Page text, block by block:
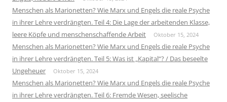
Menschen als Marionetten? Wie Marx und Engels die reale Psyche
in ihrer Lehre verdrängten. Teil 4: Die Lage der arbeitenden Klasse,
leere Köpfe und menschenschaffende Arbeit
Oktober 15, 2024
Menschen als Marionetten? Wie Marx und Engels die reale Psyche
in ihrer Lehre verdrängten. Teil 5: Was ist „Kapital“? / Das beseelte
Ungeheuer
Oktober 15, 2024
Menschen als Marionetten? Wie Marx und Engels die reale Psyche
in ihrer Lehre verdrängten. Teil 6: Fremde Wesen, seelische